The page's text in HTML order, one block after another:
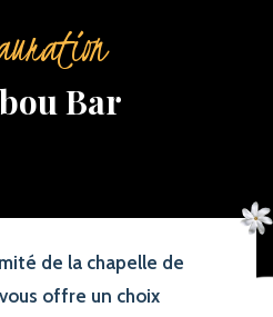
Bar
de la chapelle de
offre un choix